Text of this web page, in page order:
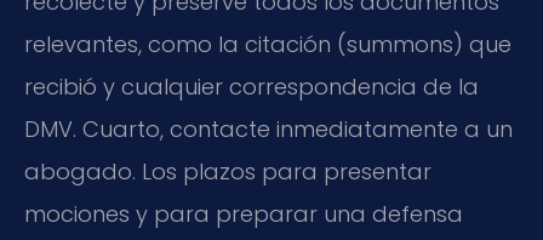
relevantes, como la citación (summons) que
recibió y cualquier correspondencia de la
DMV. Cuarto, contacte inmediatamente a un
abogado. Los plazos para presentar
mociones y para preparar una defensa